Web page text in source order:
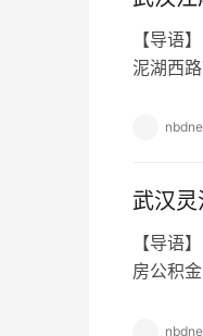
【导语
泥湖西
武汉灵
【导语
房公积